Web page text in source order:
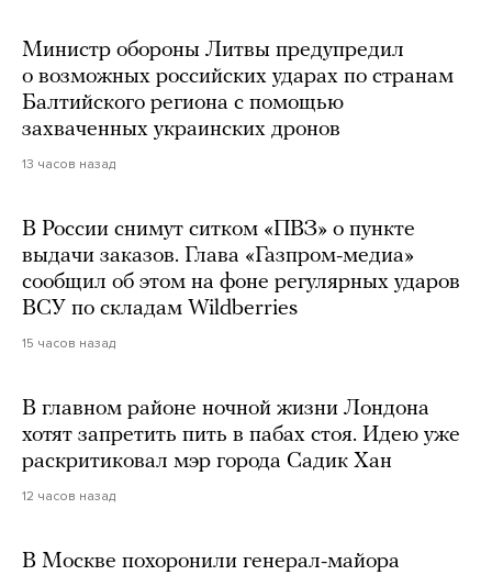
Министр обороны Литвы предупредил
о возможных российских ударах по странам
Балтийского региона с помощью
захваченных украинских дронов
13 часов назад
В России снимут ситком «ПВЗ» о пункте
выдачи заказов. Глава «Газпром-медиа»
сообщил об этом на фоне регулярных ударов
ВСУ по складам Wildberries
15 часов назад
В главном районе ночной жизни Лондона
хотят запретить пить в пабах стоя. Идею уже
раскритиковал мэр города Садик Хан
12 часов назад
В Москве похоронили генерал-майора